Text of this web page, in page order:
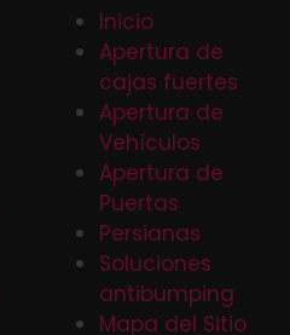
Inicio
Apertura de
cajas fuertes
Apertura de
Vehículos
Apertura de
Puertas
Persianas
Soluciones
antibumping
Mapa del Sitio